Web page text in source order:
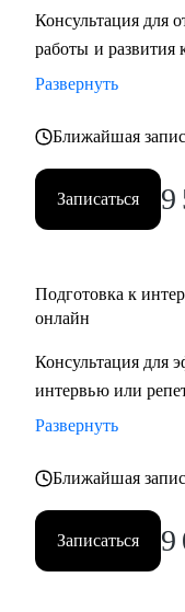
уверенной
• Помогу в поиске
если вы находитесь
возвращению с СВО,
отпуска)
• Составлю
сэкономлю ваше
• Помогу
возвращению с СВО)
Начинающим
уровня по
• ТОП - менеджерам
Консультация для
работы и развития
Развернуть
Ближайшая
Записаться 9
Подготовка к
онлайн
Консультация для
интервью или
Развернуть
Ближайшая
Записаться 9